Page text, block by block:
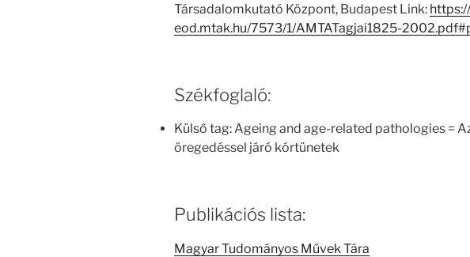
Társadalomkutató Központ, Budapest Link:
eod.mtak.hu/7573/1/AMTATagjai1825-
Székfoglaló:
Külső tag: Ageing and age-related pathologies =
öregedéssel járó kórtünetek
Publikációs lista:
Magyar Tudományos Művek Tára